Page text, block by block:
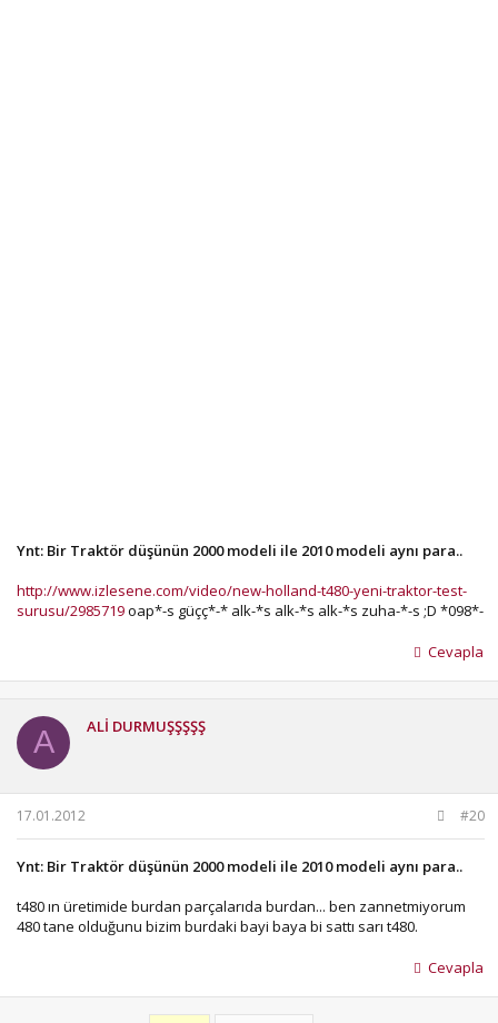
Ynt: Bir Traktör düşünün 2000 modeli ile 2010 modeli aynı para..
http://www.izlesene.com/video/new-holland-t480-yeni-traktor-test-
surusu/2985719oap*-s güçç*-* alk-*s alk-*s alk-*s zuha-*-s ;D *098*-
Cevapla
A ALİ DURMUŞŞŞŞŞ
17.01.2012 #20
Ynt: Bir Traktör düşünün 2000 modeli ile 2010 modeli aynı para..
t480 ın üretimide burdan parçalarıda burdan... ben zannetmiyorum
480 tane olduğunu bizim burdaki bayi baya bi sattı sarı t480.
Cevapla